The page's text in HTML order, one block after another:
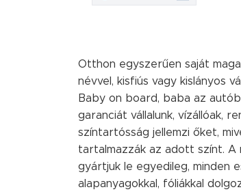
Otthon egyszerűen saját
névvel, kisfiús vagy kislányos
Baby on board, baba az
garanciát vállalunk, vízállóak,
színtartósság jellemzi őket,
tartalmazzák az adott színt. A
gyártjuk le egyedileg, minden
alapanyagokkal, fóliákkal